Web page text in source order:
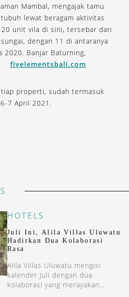
Mambal, mengajak tamu
lewat beragam aktivitas
unit vila di sini, tersebar dari
dengan 11 di antaranya
2020. Banjar Baturning,
fivelementsbali.com
properti, sudah termasuk
7 April 2021.
HOTELS
Juli Ini, Alila Villas Uluwatu
Hadirkan Dua Kolaborasi
Rasa
Alila Villas Uluwatu mengisi
kalender Juli dengan dua
kolaborasi yang merayakan